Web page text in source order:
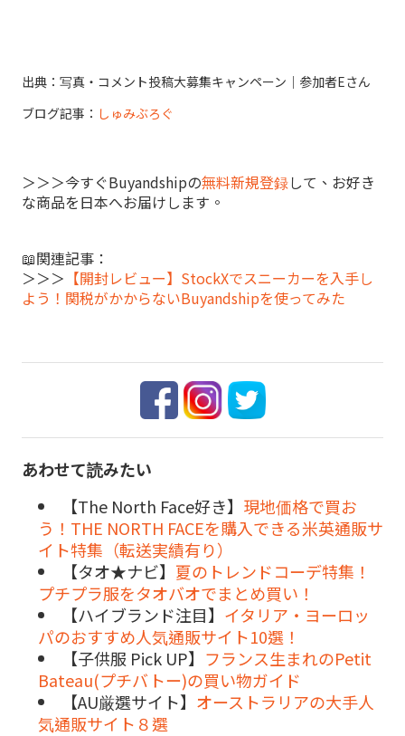
出典：写真・コメント投稿大募集キャンペーン｜参加者Eさん
ブログ記事： しゅみぶろぐ
＞＞＞今すぐBuyandshipの無料新規登録して、お好き
な商品を日本へお届けします。
📖関連記事：
＞＞＞ 【開封レビュー】StockXでスニーカーを入手し
よう！関税がかからないBuyandshipを使ってみた
あわせて読みたい
【The North Face好き】 現地価格で買お
う！THE NORTH FACEを購入できる米英通販サ
イト特集（転送実績有り）
【タオ★ナビ】 夏のトレンドコーデ特集！
プチプラ服をタオバオでまとめ買い！
【ハイブランド注目】 イタリア・ヨーロッ
パのおすすめ人気通販サイト10選！
【子供服 Pick UP】 フランス生まれのPetit
Bateau(プチバトー)の買い物ガイド
【AU厳選サイト】 オーストラリアの大手人
気通販サイト８選